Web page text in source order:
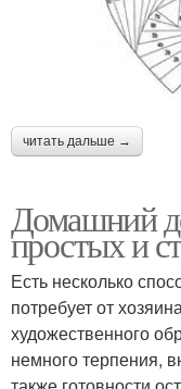
читать дальше →
Домашний
простых и
Есть несколько
потребует от
художественного
немного терпения,